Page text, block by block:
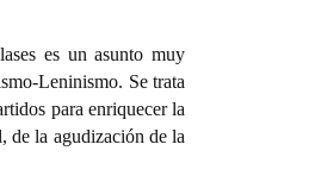
es un asunto muy
Leninismo. Se trata
para enriquecer la
de la agudización de la